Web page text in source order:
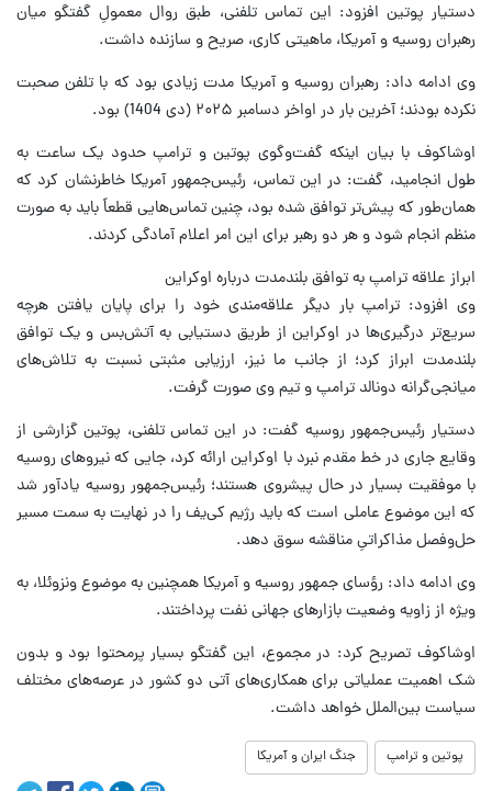
دستیار پوتین افزود: این تماس تلفنی، طبق روال معمولِ گفتگو میان
رهبران روسیه و آمریکا، ماهیتی کاری، صریح و سازنده داشت.
وی ادامه داد:‌ رهبران روسیه و آمریکا مدت زیادی بود که با تلفن صحبت
نکرده بودند؛ آخرین بار در اواخر دسامبر ۲۰۲۵ (دی‌ 1404) بود.
اوشاکوف با بیان اینکه گفت‌وگوی پوتین و ترامپ حدود یک ساعت به
طول انجامید، گفت: در این تماس، رئیس‌جمهور آمریکا خاطرنشان کرد که
همان‌طور که پیش‌تر توافق شده بود، چنین تماس‌هایی قطعاً باید به صورت
منظم انجام شود و هر دو رهبر برای این امر اعلام آمادگی کردند.
ابراز علاقه ترامپ به توافق بلندمدت درباره اوکراین
وی افزود: ترامپ بار دیگر علاقه‌مندی خود را برای پایان یافتن هرچه
سریع‌تر درگیری‌ها در اوکراین از طریق دستیابی به آتش‌بس و یک توافق
بلندمدت ابراز کرد؛ از جانب ما نیز، ارزیابی مثبتی نسبت به تلاش‌های
میانجی‌گرانه دونالد ترامپ و تیم وی صورت گرفت.
دستیار رئیس‌جمهور روسیه گفت: در این تماس تلفنی، پوتین گزارشی از
وقایع جاری در خط مقدم نبرد با اوکراین ارائه کرد، جایی که نیروهای روسیه
با موفقیت بسیار در حال پیشروی هستند؛ رئیس‌جمهور روسیه یادآور شد
که این موضوع عاملی است که باید رژیم کی‌یف را در نهایت به سمت مسیر
حل‌وفصل مذاکراتیِ مناقشه سوق دهد.
وی ادامه داد:‌ رؤسای جمهور روسیه و آمریکا همچنین به موضوع ونزوئلا، به
ویژه از زاویه وضعیت بازارهای جهانی نفت پرداختند.
اوشاکوف تصریح کرد:‌ در مجموع، این گفتگو بسیار پرمحتوا بود و بدون
شک اهمیت عملیاتی برای همکاری‌های آتی دو کشور در عرصه‌های مختلف
سیاست بین‌الملل خواهد داشت.
پوتین و ترامپ جنگ ایران و آمریکا